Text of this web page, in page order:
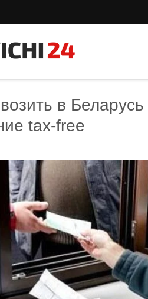
в
tax-free
Тайный гость: Ресторан
Кветка”